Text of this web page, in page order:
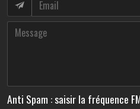
Anti Spam : saisir la fréquence